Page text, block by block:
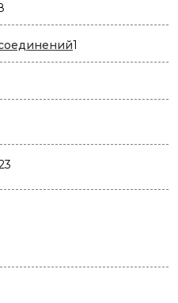
товаров
1
товар